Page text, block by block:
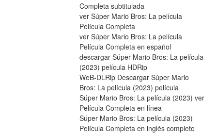
Completa subtitulada
ver Súper Mario Bros: La película
Película Completa
ver Súper Mario Bros: La película
Película Completa en español
descargar Súper Mario Bros: La película
(2023) película HDRip
WeB-DLRip Descargar Súper Mario
Bros: La película (2023) película
Súper Mario Bros: La película (2023) ver
Película Completa en línea
Súper Mario Bros: La película (2023)
Película Completa en inglés completo